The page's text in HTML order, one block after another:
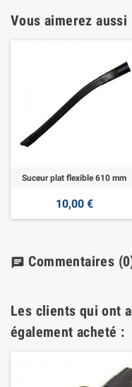
Vous aimerez aussi
Suceur plat flexible 610 mm
10,00 €
chat Commentaires
Les clients qui ont
également acheté :